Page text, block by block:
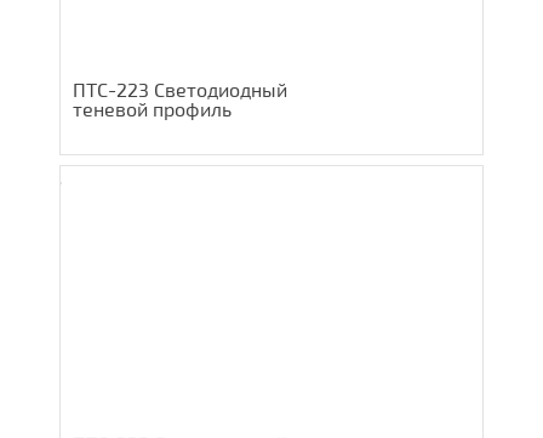
ПТС-223 Светодиодный
теневой профиль